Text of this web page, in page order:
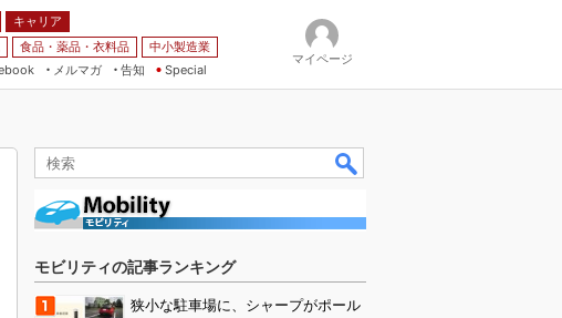
キャリア
食品・薬品・衣料品
中小製造業
メルマガ
告知 Special
マイページ
モビリティの記事ランキング
狭小な駐車場に、シャープがポール